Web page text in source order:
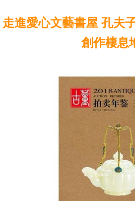
走進愛心文藝書屋 孔夫
創作棲息